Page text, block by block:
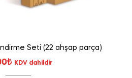
Seti (22 ahşap parça)
₺ KDV dahildir